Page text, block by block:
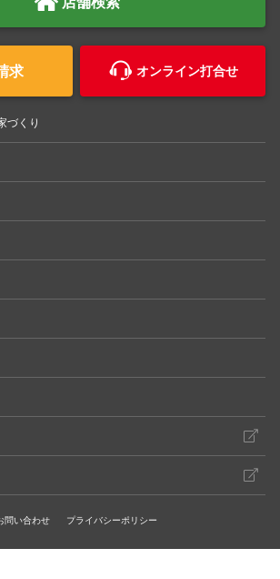
求 オンライン打合せ
づくり
問い合わせ プライバシーポリシー